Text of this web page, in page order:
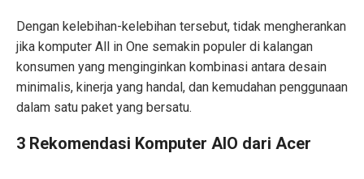
Dengan kelebihan-kelebihan tersebut, tidak mengherankan
jika komputer All in One semakin populer di kalangan
konsumen yang menginginkan kombinasi antara desain
minimalis, kinerja yang handal, dan kemudahan penggunaan
dalam satu paket yang bersatu.
3 Rekomendasi Komputer AIO dari Acer